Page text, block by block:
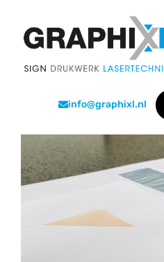
info@graphixl.nl